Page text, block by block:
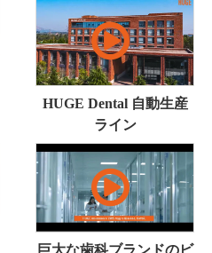
HUGE Dental 自動生産
ライン